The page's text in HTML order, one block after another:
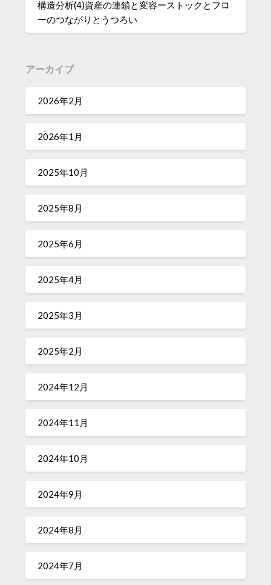
構造分析(4)資産の連鎖と変容ーストックとフロ
ーのつながりとうつろい
アーカイブ
2026年2月
2026年1月
2025年10月
2025年8月
2025年6月
2025年4月
2025年3月
2025年2月
2024年12月
2024年11月
2024年10月
2024年9月
2024年8月
2024年7月